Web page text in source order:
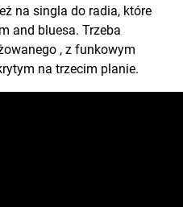
na singla do radia, które
and bluesa. Trzeba
, z funkowym
na trzecim planie.